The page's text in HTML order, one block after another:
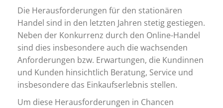
Die Herausforderungen für den stationären
Handel sind in den letzten Jahren stetig gestiegen.
Neben der Konkurrenz durch den Online-Handel
sind dies insbesondere auch die wachsenden
Anforderungen bzw. Erwartungen, die Kundinnen
und Kunden hinsichtlich Beratung, Service und
insbesondere das Einkaufserlebnis stellen.
Um diese Herausforderungen in Chancen